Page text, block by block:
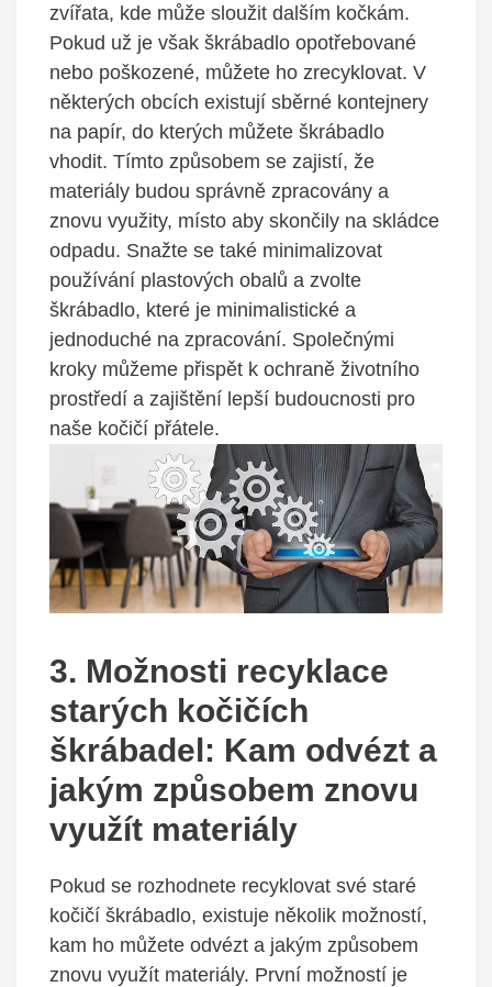
zvířata, kde může sloužit dalším kočkám.
Pokud už je však škrábadlo opotřebované
nebo poškozené, můžete ho zrecyklovat. V
některých obcích existují sběrné kontejnery
na papír, do kterých můžete škrábadlo
vhodit. Tímto způsobem se zajistí, že
materiály budou správně zpracovány a
znovu využity, místo aby skončily na skládce
odpadu. Snažte se také minimalizovat
používání plastových obalů a zvolte
škrábadlo, které je minimalistické a
jednoduché na zpracování. Společnými
kroky můžeme přispět k ochraně životního
prostředí a zajištění lepší budoucnosti pro
naše kočičí přátele.
3. Možnosti recyklace
starých kočičích
škrábadel: Kam odvézt a
jakým způsobem znovu
využít materiály
Pokud se rozhodnete recyklovat své staré
kočičí škrábadlo, existuje několik možností,
kam ho můžete odvézt a jakým způsobem
znovu využít materiály. První možností je